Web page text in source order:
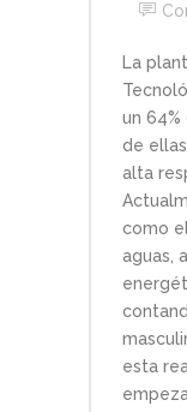
La
un
de
alta
como
aguas,
esta